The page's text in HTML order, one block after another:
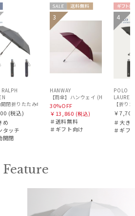
urawaza 無双（ウラワザ）プレーン58 耐風 大きめ
開閉折りたたみ傘】ポロ ラルフ ローレン (POLO
(税込)
め
タッチ
開閉
セー
ル
送料無
ギフト
向け
WOME
3
HANWAY
【雨傘】ハンウェイ
30%OFF
￥13,860 (税込)
＃送料無料
＃ギフト向け
ギフト
向け
4
POLO
LAUREN
【折り
￥7,700
＃大き
＃ギフ
Feature